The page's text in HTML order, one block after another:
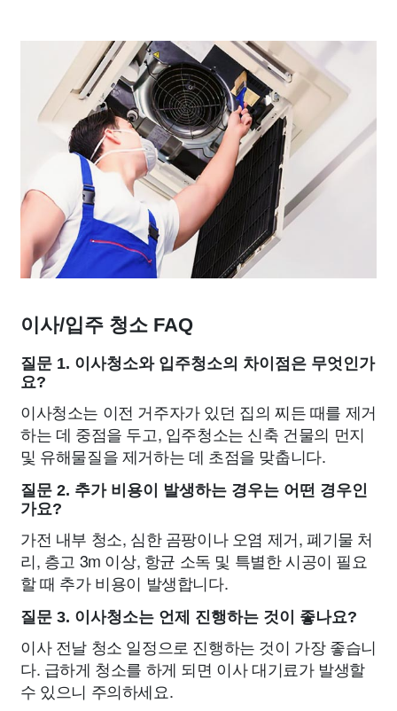
이사/입주 청소 FAQ
질문 1. 이사청소와 입주청소의 차이점은 무엇인가
요?
이사청소는 이전 거주자가 있던 집의 찌든 때를 제거
하는 데 중점을 두고, 입주청소는 신축 건물의 먼지
및 유해물질을 제거하는 데 초점을 맞춥니다.
질문 2. 추가 비용이 발생하는 경우는 어떤 경우인
가요?
가전 내부 청소, 심한 곰팡이나 오염 제거, 폐기물 처
리, 층고 3m 이상, 항균 소독 및 특별한 시공이 필요
할 때 추가 비용이 발생합니다.
질문 3. 이사청소는 언제 진행하는 것이 좋나요?
이사 전날 청소 일정으로 진행하는 것이 가장 좋습니
다. 급하게 청소를 하게 되면 이사 대기료가 발생할
수 있으니 주의하세요.